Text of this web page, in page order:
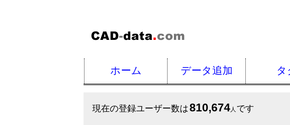
ホーム データ追加 タ
現在の登録ユーザー数は810,674人 です